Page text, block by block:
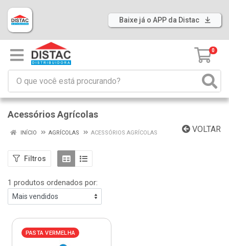
Baixe já o APP da Distac
0
Acessórios Agrícolas
VOLTAR
INÍCIO AGRÍCOLAS ACESSÓRIOS AGRÍCOLAS
Filtros
1 produtos ordenados por:
PASTA VERMELHA